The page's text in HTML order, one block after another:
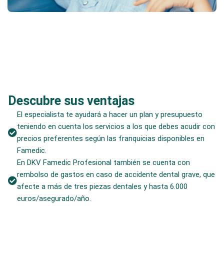
Descubre sus ventajas
El especialista te ayudará a hacer un plan y presupuesto
teniendo en cuenta los servicios a los que debes acudir con
precios preferentes según las franquicias disponibles en
Famedic.
En DKV Famedic Profesional también se cuenta con
rembolso de gastos en caso de accidente dental grave, que
afecte a más de tres piezas dentales y hasta 6.000
euros/asegurado/año.